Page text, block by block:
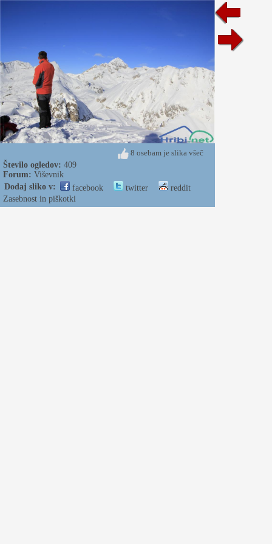
8 osebam je slika všeč
Število ogledov: 409
Forum: Viševnik
Dodaj sliko v:
facebook twitter
reddit
Zasebnost in piškotki